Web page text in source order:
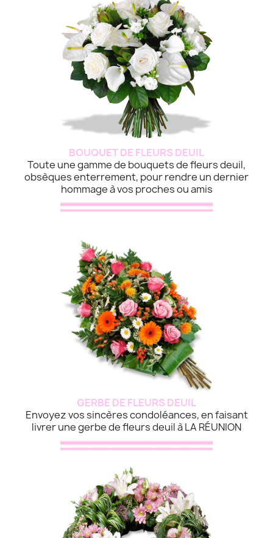
BOUQUET DE FLEURS DEUIL
Toute une gamme de bouquets de fleurs deuil,
obsèques enterrement, pour rendre un dernier
hommage à vos proches ou amis
GERBE DE FLEURS DEUIL
Envoyez vos sincères condoléances, en faisant
livrer une gerbe de fleurs deuil à LA RÉUNION